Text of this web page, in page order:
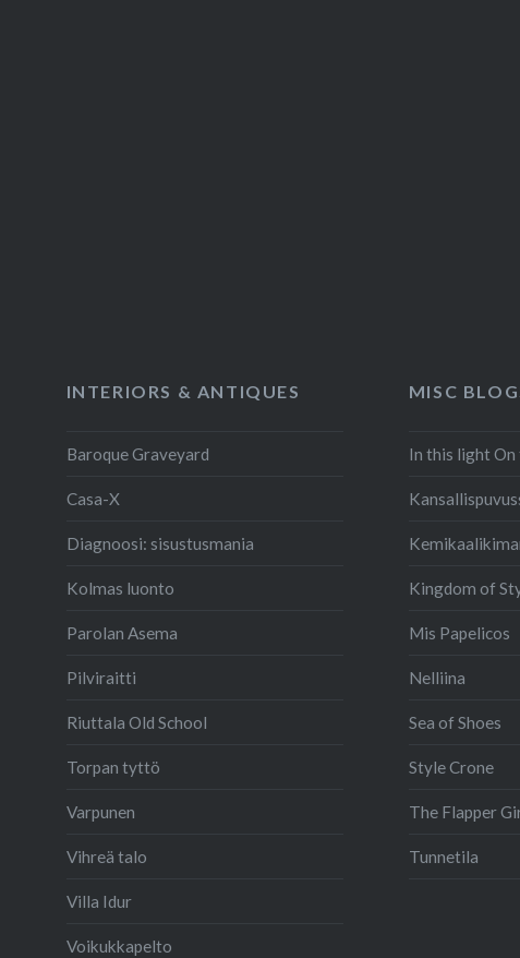
INTERIORS & ANTIQUES
Baroque Graveyard
Casa-X
Diagnoosi: sisustusmania
Kolmas luonto
Parolan Asema
Pilviraitti
Riuttala Old School
Torpan tyttö
Varpunen
Vihreä talo
Villa Idur
Voikukkapelto
MISC
In this light
Kingdom of
Mis Papelicos
Nelliina
Sea of Shoes
Style Crone
The Flapper
Tunnetila